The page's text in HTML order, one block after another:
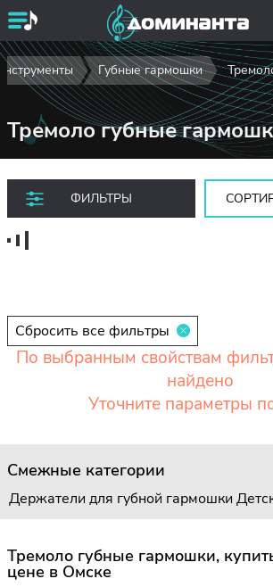
Губные гармошки
Тремоло губные
ФИЛЬТРЫ
Сбросить все фильтры
По выбранным свойствам
найдено
Уточните параметры
Смежные категории
Держатели для губной гармошки
Тремоло губные гармошки,
цене в Омске